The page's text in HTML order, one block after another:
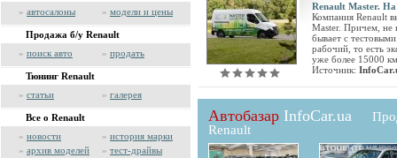
» автосалоны » модели и цены
Продажа б/у Renault
» поиск авто » продать
Тюнинг Renault
» статьи » галерея
Все о Renault
» новости » история марки
» архив моделей » тест-драйвы
Renault Master. На
Компания Renault
Master. Причем, не
бывает с
рабочий, то есть
уже более 15000
Источник:
Автобазар InfoCar.ua
Renault